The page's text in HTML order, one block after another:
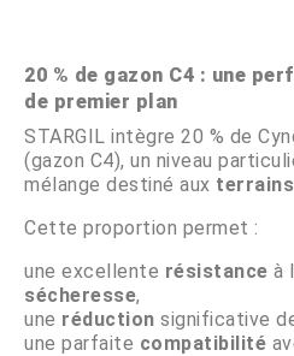
20 % de gazon C4 : une
de premier plan
STARGIL intègre 20 % de
(gazon C4), un niveau
mélange destiné aux
Cette proportion permet :
une excellente résistance à
sécheresse,
une réduction significative
une parfaite compatibilité